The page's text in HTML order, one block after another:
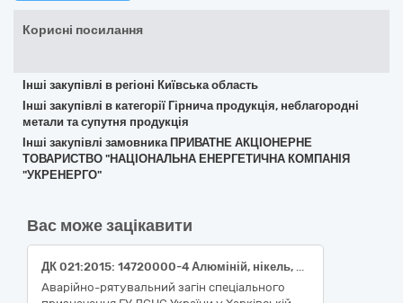
Корисні посилання
Інші закупівлі в регіоні Київська область
Інші закупівлі в категорії Гірнича продукція, неблагородні
метали та супутня продукція
Інші закупівлі замовника ПРИВАТНЕ АКЦІОНЕРНЕ
ТОВАРИСТВО "НАЦІОНАЛЬНА ЕНЕРГЕТИЧНА КОМПАНІЯ
"УКРЕНЕРГО"
Вас може зацікавити
ДК 021:2015: 14720000-4 Алюміній, нікель, скандій, титан і ванадій (Платформа (лист металу алюмінієвий), Алюмінієвий кутник, Алюмінієвий)
Аварійно-рятувальний загін спеціального